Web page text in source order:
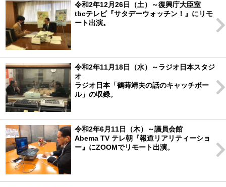
令和2年12月26日（土）～復興庁大臣室
tbcテレビ『サタデーウォッチン！』にリモ
ート出演。
令和2年11月18日（水）～ラジオ日本スタジ
オ
ラジオ日本「鶴蒔靖夫の話のキャッチボー
ル」の収録。
令和2年6月11日（木）～議員会館
Abema TV テレ朝『報道リアリティーショ
ー』にZOOMでリモート出演。